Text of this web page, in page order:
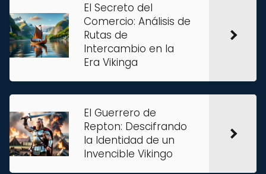
El Secreto del
Comercio: Análisis de
Rutas de
Intercambio en la
Era Vikinga
El Guerrero de
Repton: Descifrando
la Identidad de un
Invencible Vikingo